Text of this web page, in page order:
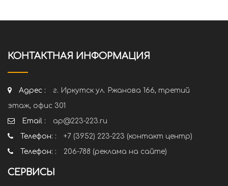
КОНТАКТНАЯ ИНФОРМАЦИЯ
Адрес :
г. Иркутск ул. Ржанова 166, третий
этаж, офис 301
Email :
ap@223-223.ru
Телефон: :
+7 (3952) 223-223 (контакт центр)
Телефон: :
206-788 (реклама на сайте)
СЕРВИСЫ